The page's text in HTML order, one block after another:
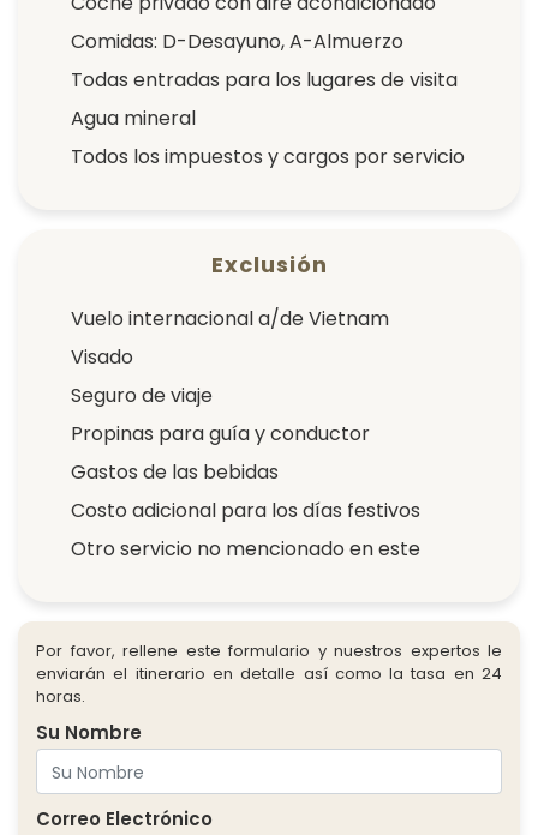
Comidas: D-Desayuno, A-Almuerzo
Todas entradas para los lugares de visita
Agua mineral
Todos los impuestos y cargos por servicio
Exclusión
Vuelo internacional a/de Vietnam
Visado
Seguro de viaje
Propinas para guía y conductor
Gastos de las bebidas
Costo adicional para los días festivos
Otro servicio no mencionado en este
Por favor, rellene este formulario y nuestros expertos le
enviarán el itinerario en detalle así como la tasa en 24
horas.
Su Nombre
Correo Electrónico